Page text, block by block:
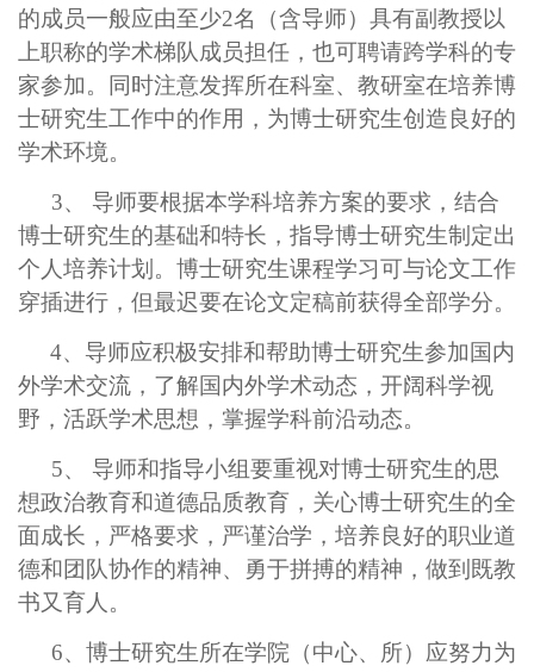
的成员一般应由至少2名（含导师）具有副教授以
上职称的学术梯队成员担任，也可聘请跨学科的专
家参加。同时注意发挥所在科室、教研室在培养博
士研究生工作中的作用，为博士研究生创造良好的
学术环境。
3、 导师要根据本学科培养方案的要求，结合
博士研究生的基础和特长，指导博士研究生制定出
个人培养计划。博士研究生课程学习可与论文工作
穿插进行，但最迟要在论文定稿前获得全部学分。
4、导师应积极安排和帮助博士研究生参加国内
外学术交流，了解国内外学术动态，开阔科学视
野，活跃学术思想，掌握学科前沿动态。
5、 导师和指导小组要重视对博士研究生的思
想政治教育和道德品质教育，关心博士研究生的全
面成长，严格要求，严谨治学，培养良好的职业道
德和团队协作的精神、勇于拼搏的精神，做到既教
书又育人。
6、博士研究生所在学院（中心、所）应努力为